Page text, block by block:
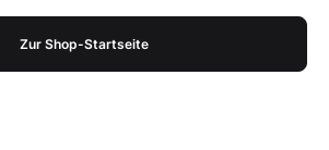
Zur Shop-Startseite